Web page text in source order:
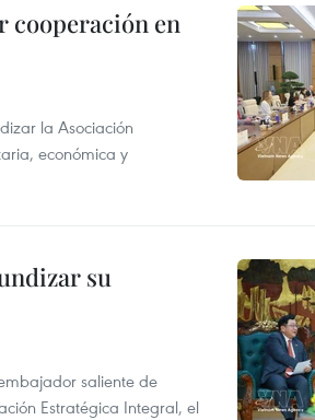
cooperación en
la Asociación
económica y
su
saliente de
Estratégica Integral, el